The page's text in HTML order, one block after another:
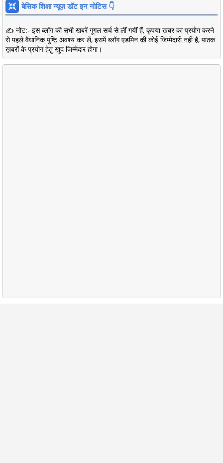
बेसिक शिक्षा न्यूज़ डॉट इन नोटिस 👇
✍️ नोट:- इस ब्लॉग की सभी खबरें गूगल सर्च से लीं गयीं हैं, कृपया खबर का प्रयोग करने
से पहले वैधानिक पुष्टि अवश्य कर लें, इसमें ब्लॉग एडमिन की कोई जिम्मेदारी नहीं है, पाठक
ख़बरों के प्रयोग हेतु खुद जिम्मेदार होगा।